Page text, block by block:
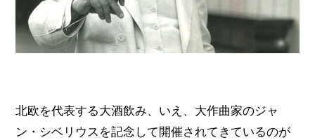
北欧を代表する大酒飲み、いえ、大作曲家のジャ
ン・シベリウスを記念して開催されてきているのが